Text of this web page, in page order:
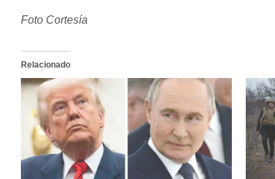
Foto Cortesía
Relacionado